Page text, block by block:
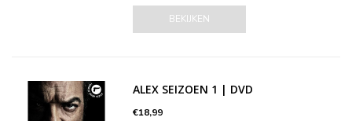
BEKIJKEN
ALEX SEIZOEN 1 | DVD
€18,99